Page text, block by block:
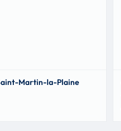
Martin-la-Plaine